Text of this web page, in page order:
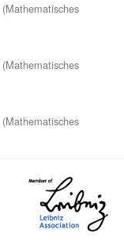
(Mathematisches
(Mathematisches
(Mathematisches